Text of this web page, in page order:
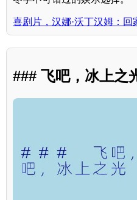
喜剧片，汉娜·沃丁汉姆：
### 飞吧，冰上之